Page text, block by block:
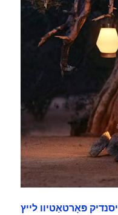
פּאָרטאַטיוו לייץ